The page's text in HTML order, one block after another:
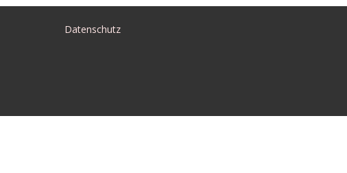
Datenschutz